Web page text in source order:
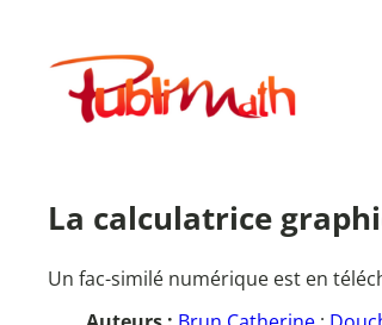
contenuPublimath
La calculatrice
Un fac-similé numérique est en